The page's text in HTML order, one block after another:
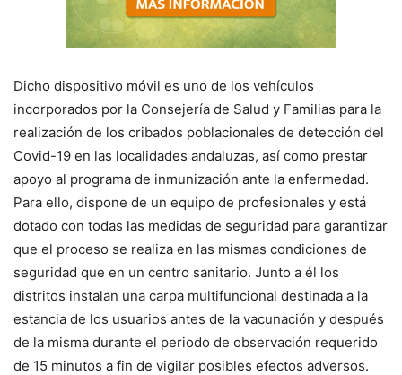
Dicho dispositivo móvil es uno de los vehículos
incorporados por la Consejería de Salud y Familias para la
realización de los cribados poblacionales de detección del
Covid-19 en las localidades andaluzas, así como prestar
apoyo al programa de inmunización ante la enfermedad.
Para ello, dispone de un equipo de profesionales y está
dotado con todas las medidas de seguridad para garantizar
que el proceso se realiza en las mismas condiciones de
seguridad que en un centro sanitario. Junto a él los
distritos instalan una carpa multifuncional destinada a la
estancia de los usuarios antes de la vacunación y después
de la misma durante el periodo de observación requerido
de 15 minutos a fin de vigilar posibles efectos adversos.